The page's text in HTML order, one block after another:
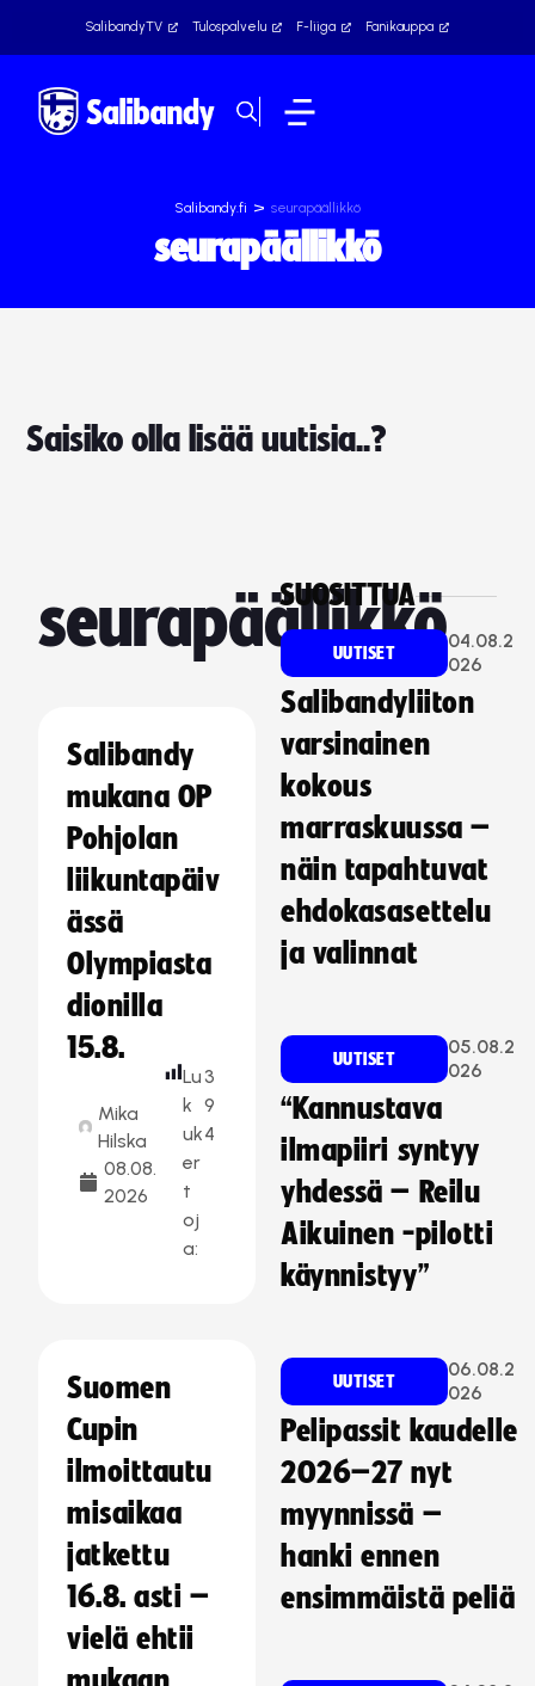
SalibandyTV Tulospalvelu F-liiga Fanikauppa
Salibandy.fi > seurapäällikkö
seurapäällikkö
Saisiko olla lisää uutisia..?
seurapäällikkö
Salibandy
mukana OP
Pohjolan
liikuntapäiv
ässä
Olympiasta
dionilla
15.8.
Mika
Hilska
08.08.
2026
Lu
k
uk
er
t
oj
a:
3
9
4
Suomen
Cupin
ilmoittautu
misaikaa
jatkettu
16.8. asti –
vielä ehtii
SUOSITTUA
UUTISET
04.08.2
026
Salibandyliiton
varsinainen
kokous
marraskuussa –
näin tapahtuvat
ehdokasasettelu
ja valinnat
UUTISET
05.08.2
026
“Kannustava
ilmapiiri syntyy
yhdessä – Reilu
Aikuinen -pilotti
käynnistyy”
UUTISET
06.08.2
026
Pelipassit kaudelle
2026–27 nyt
myynnissä –
hanki ennen
ensimmäistä peliä